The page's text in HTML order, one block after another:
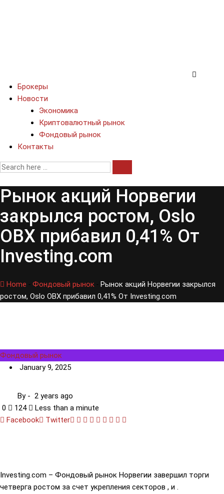
Брокеры
Новости
Экономика
Криптовалютный рынок
Фондовый рынок
Контакты
Рынок акций Норвегии
закрылся ростом, Oslo
OBX прибавил 0,41% От
Investing.com
Home Фондовый рынок
Рынок акций Норвегии закрылся
ростом, Oslo OBX прибавил 0,41% От Investing.com
Фондовый рынок
January 9, 2025
By - 2 years ago
0
124
Less than a minute
Facebook
Twitter Google+
LinkedIn
Whatsapp
StumbleUpon
Tumblr
Pinterest
Reddit
Share
Investing.com – Фондовый рынок Норвегии завершил торги
четверга ростом за счет укрепления секторов , и .